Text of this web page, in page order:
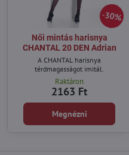
30%
Női mintás harisnya
CHANTAL 20 DEN Adrian
A CHANTAL harisnya
térdmagasságot imitál.
Raktáron
2163 Ft
Megnézni